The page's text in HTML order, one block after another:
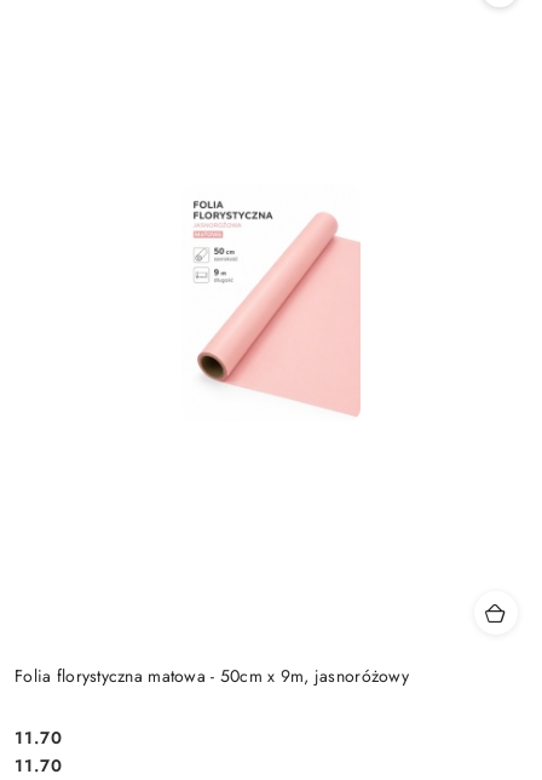
Folia florystyczna matowa - 50cm x 9m, jasnoróżowy
Cena:
11.70
Cena:
11.70